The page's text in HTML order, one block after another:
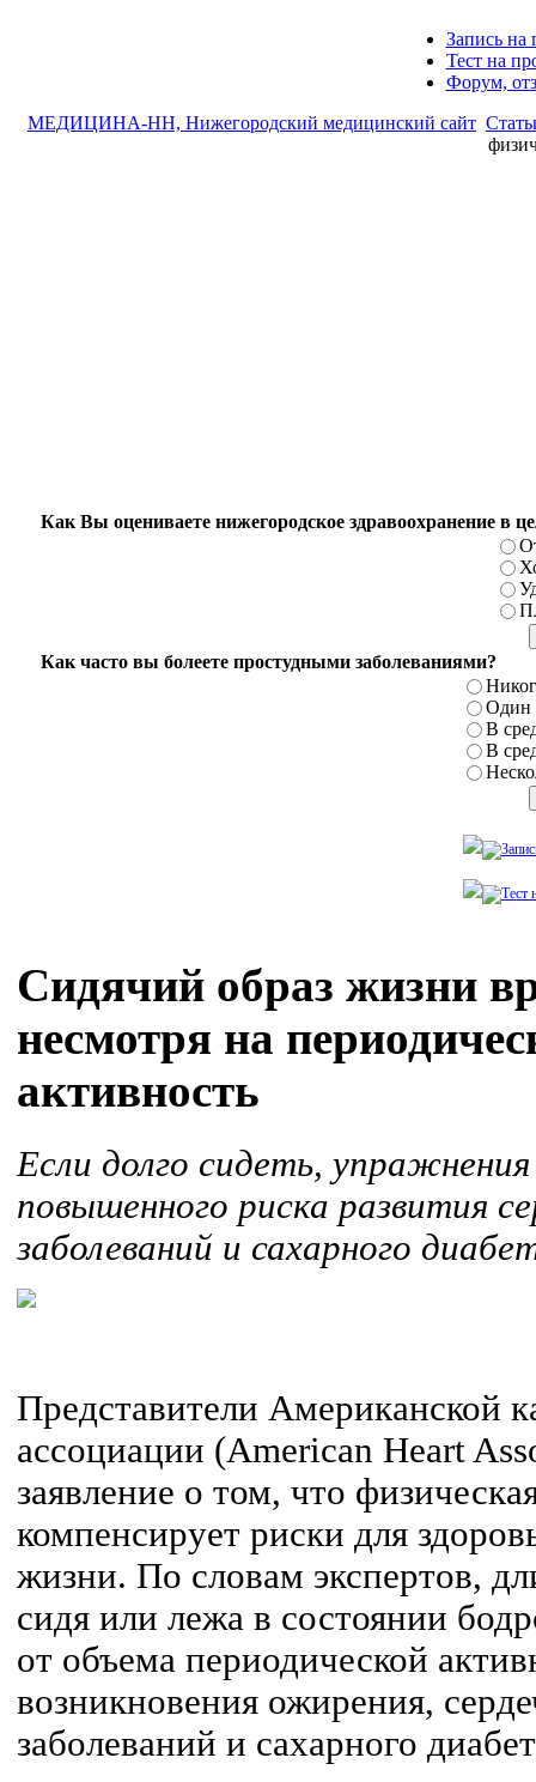
Запись на
Тест на
Форум,
МЕДИЦИНА-НН, Нижегородский медицинский сайт
Как Вы оцениваете нижегородское здравоохранение в
Как часто вы болеете простудными заболеваниями?
Один
В
В
Сидячий образ жизни
несмотря на
активность
Если долго сидеть,
повышенного риска развития
заболеваний и сахарного
Представители Американской
ассоциации (American Heart
заявление о том, что
компенсирует риски для
жизни. По словам экспертов,
сидя или лежа в состоянии
от объема периодической
возникновения ожирения,
заболеваний и сахарного